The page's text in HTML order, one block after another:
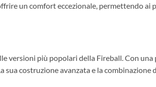
un comfort eccezionale, permettendo
versioni più popolari della Fireball. Con
sua costruzione avanzata e la combinazione